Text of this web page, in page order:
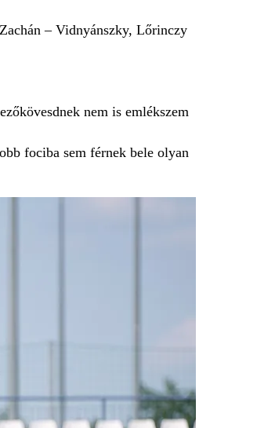
– Vidnyánszky, Lőrinczy
nem is emlékszem
fociba sem férnek bele olyan